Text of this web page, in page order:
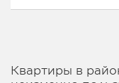
Квартиры в